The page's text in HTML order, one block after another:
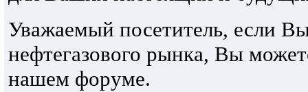
Уважаемый посетитель, если
нефтегазового рынка, Вы
нашем форуме.